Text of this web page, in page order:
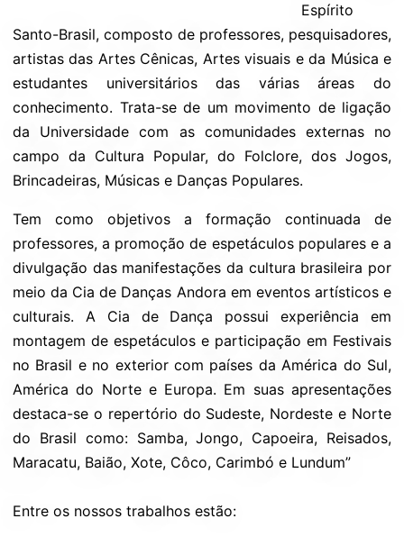
Espírito
Santo-Brasil, composto de professores, pesquisadores,
artistas das Artes Cênicas, Artes visuais e da Música e
estudantes universitários das várias áreas do
conhecimento. Trata-se de um movimento de ligação
da Universidade com as comunidades externas no
campo da Cultura Popular, do Folclore, dos Jogos,
Brincadeiras, Músicas e Danças Populares.
Tem como objetivos a formação continuada de
professores, a promoção de espetáculos populares e a
divulgação das manifestações da cultura brasileira por
meio da Cia de Danças Andora em eventos artísticos e
culturais. A Cia de Dança possui experiência em
montagem de espetáculos e participação em Festivais
no Brasil e no exterior com países da América do Sul,
América do Norte e Europa. Em suas apresentações
destaca-se o repertório do Sudeste, Nordeste e Norte
do Brasil como: Samba, Jongo, Capoeira, Reisados,
Maracatu, Baião, Xote, Côco, Carimbó e Lundum”
Entre os nossos trabalhos estão: